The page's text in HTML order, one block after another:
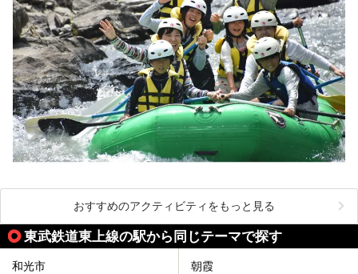
おすすめのアクティビティをもっと見る
東武鉄道東上線の駅から同じテーマで探す
和光市 朝霞